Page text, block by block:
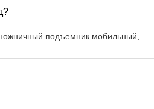
подъемник мобильный